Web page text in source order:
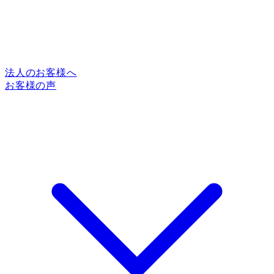
法人のお客様へ
お客様の声